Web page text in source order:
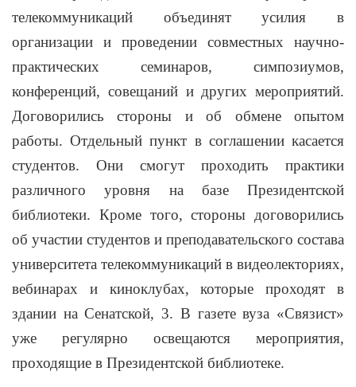
телекоммуникаций объединят усилия в
организации и проведении совместных научно-
практических семинаров, симпозиумов,
конференций, совещаний и других мероприятий.
Договорились стороны и об обмене опытом
работы.Отдельный пункт в соглашении касается
студентов. Они смогут проходить практики
различного уровня на базе Президентской
библиотеки. Кроме того, стороны договорились
об участии студентов и преподавательского состава
университета телекоммуникаций в видеолекториях,
вебинарах и киноклубах, которые проходят в
здании на Сенатской, 3. В газете вуза «Связист»
уже регулярно освещаются мероприятия,
проходящие в Президентской библиотеке.